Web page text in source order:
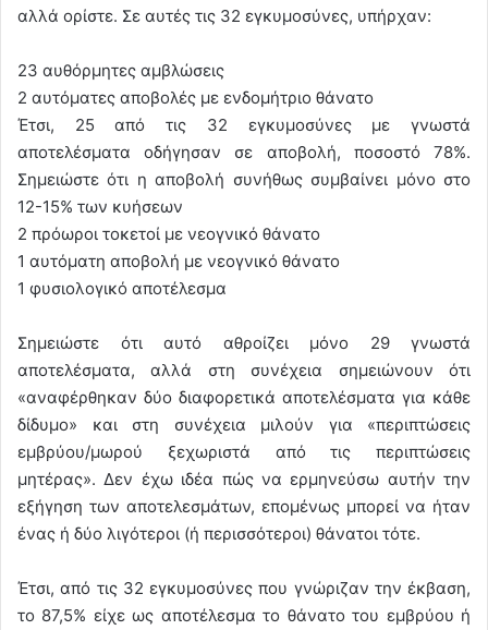
αλλά ορίστε. Σε αυτές τις 32 εγκυμοσύνες, υπήρχαν:
23 αυθόρμητες αμβλώσεις
2 αυτόματες αποβολές με ενδομήτριο θάνατο
Έτσι, 25 από τις 32 εγκυμοσύνες με γνωστά
αποτελέσματα οδήγησαν σε αποβολή, ποσοστό 78%.
Σημειώστε ότι η αποβολή συνήθως συμβαίνει μόνο στο
12-15% των κυήσεων
2 πρόωροι τοκετοί με νεογνικό θάνατο
1 αυτόματη αποβολή με νεογνικό θάνατο
1 φυσιολογικό αποτέλεσμα
Σημειώστε ότι αυτό αθροίζει μόνο 29 γνωστά
αποτελέσματα, αλλά στη συνέχεια σημειώνουν ότι
«αναφέρθηκαν δύο διαφορετικά αποτελέσματα για κάθε
δίδυμο» και στη συνέχεια μιλούν για «περιπτώσεις
εμβρύου/μωρού ξεχωριστά από τις περιπτώσεις
μητέρας». Δεν έχω ιδέα πώς να ερμηνεύσω αυτήν την
εξήγηση των αποτελεσμάτων, επομένως μπορεί να ήταν
ένας ή δύο λιγότεροι (ή περισσότεροι) θάνατοι τότε.
Έτσι, από τις 32 εγκυμοσύνες που γνώριζαν την έκβαση,
το 87,5% είχε ως αποτέλεσμα το θάνατο του εμβρύου ή